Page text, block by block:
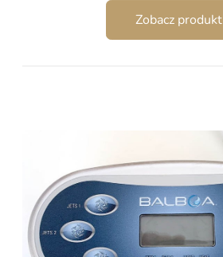
Zobacz produkt